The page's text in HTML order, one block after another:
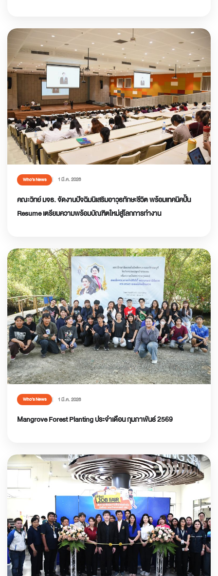
Who’s News 1 มี.ค. 2026
คณะวิทย์ มจธ. จัดงานปัจฉิมนิเสริมอาวุธทักษะชีวิต พร้อมเทคนิคปั้น
Resume เตรียมความพร้อมบัณฑิตใหม่สู่โลกการทำงาน
Who’s News 1 มี.ค. 2026
Mangrove Forest Planting ประจำเดือน กุมภาพันธ์ 2569